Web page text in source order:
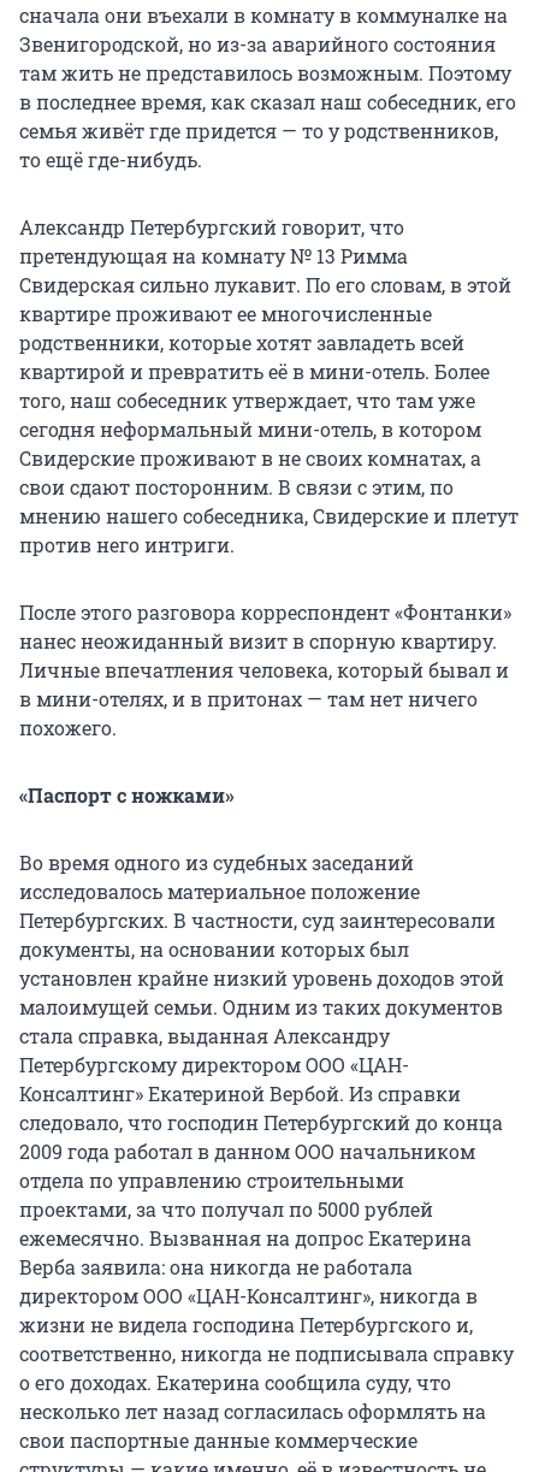
сначала они въехали в комнату в коммуналке на
Звенигородской, но из-за аварийного состояния
там жить не представилось возможным. Поэтому
в последнее время, как сказал наш собеседник, его
семья живёт где придется — то у родственников,
то ещё где-нибудь.
Александр Петербургский говорит, что
претендующая на комнату № 13 Римма
Свидерская сильно лукавит. По его словам, в этой
квартире проживают ее многочисленные
родственники, которые хотят завладеть всей
квартирой и превратить её в мини-отель. Более
того, наш собеседник утверждает, что там уже
сегодня неформальный мини-отель, в котором
Свидерские проживают в не своих комнатах, а
свои сдают посторонним. В связи с этим, по
мнению нашего собеседника, Свидерские и плетут
против него интриги.
После этого разговора корреспондент «Фонтанки»
нанес неожиданный визит в спорную квартиру.
Личные впечатления человека, который бывал и
в мини-отелях, и в притонах — там нет ничего
похожего.
«Паспорт с ножками»
Во время одного из судебных заседаний
исследовалось материальное положение
Петербургских. В частности, суд заинтересовали
документы, на основании которых был
установлен крайне низкий уровень доходов этой
малоимущей семьи. Одним из таких документов
стала справка, выданная Александру
Петербургскому директором ООО «ЦАН-
Консалтинг» Екатериной Вербой. Из справки
следовало, что господин Петербургский до конца
2009 года работал в данном ООО начальником
отдела по управлению строительными
проектами, за что получал по 5000 рублей
ежемесячно. Вызванная на допрос Екатерина
Верба заявила: она никогда не работала
директором ООО «ЦАН-Консалтинг», никогда в
жизни не видела господина Петербургского и,
соответственно, никогда не подписывала справку
о его доходах. Екатерина сообщила суду, что
несколько лет назад согласилась оформлять на
свои паспортные данные коммерческие